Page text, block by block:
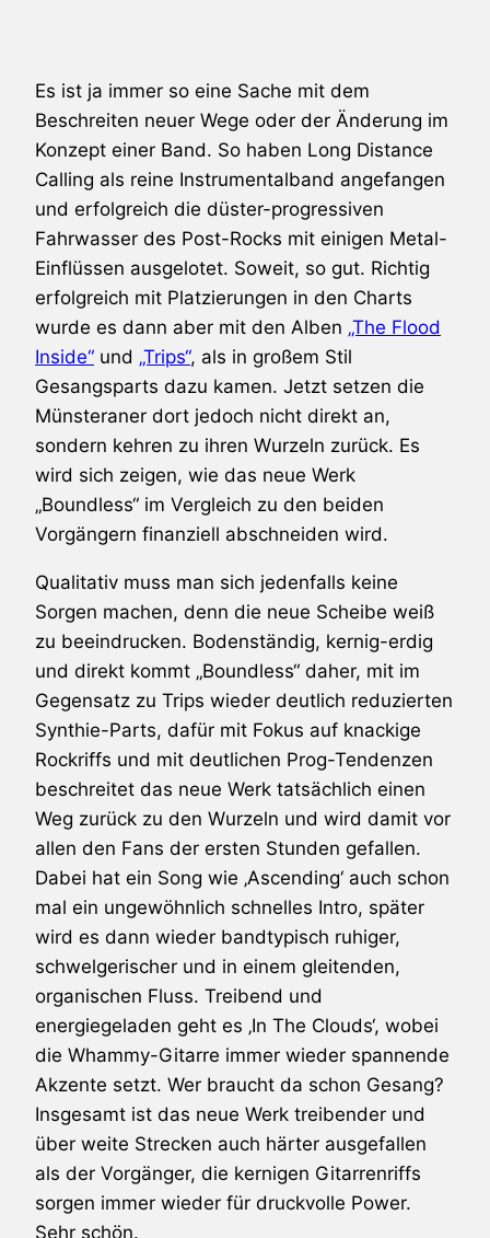
Es ist ja immer so eine Sache mit dem
Beschreiten neuer Wege oder der Änderung im
Konzept einer Band. So haben Long Distance
Calling als reine Instrumentalband angefangen
und erfolgreich die düster-progressiven
Fahrwasser des Post-Rocks mit einigen Metal-
Einflüssen ausgelotet. Soweit, so gut. Richtig
erfolgreich mit Platzierungen in den Charts
wurde es dann aber mit den Alben „The Flood
Inside“ und „Trips“, als in großem Stil
Gesangsparts dazu kamen. Jetzt setzen die
Münsteraner dort jedoch nicht direkt an,
sondern kehren zu ihren Wurzeln zurück. Es
wird sich zeigen, wie das neue Werk
„Boundless“ im Vergleich zu den beiden
Vorgängern finanziell abschneiden wird.
Qualitativ muss man sich jedenfalls keine
Sorgen machen, denn die neue Scheibe weiß
zu beeindrucken. Bodenständig, kernig-erdig
und direkt kommt „Boundless“ daher, mit im
Gegensatz zu Trips wieder deutlich reduzierten
Synthie-Parts, dafür mit Fokus auf knackige
Rockriffs und mit deutlichen Prog-Tendenzen
beschreitet das neue Werk tatsächlich einen
Weg zurück zu den Wurzeln und wird damit vor
allen den Fans der ersten Stunden gefallen.
Dabei hat ein Song wie ‚Ascending‘ auch schon
mal ein ungewöhnlich schnelles Intro, später
wird es dann wieder bandtypisch ruhiger,
schwelgerischer und in einem gleitenden,
organischen Fluss. Treibend und
energiegeladen geht es ‚In The Clouds‘, wobei
die Whammy-Gitarre immer wieder spannende
Akzente setzt. Wer braucht da schon Gesang?
Insgesamt ist das neue Werk treibender und
über weite Strecken auch härter ausgefallen
als der Vorgänger, die kernigen Gitarrenriffs
sorgen immer wieder für druckvolle Power.
Sehr schön.